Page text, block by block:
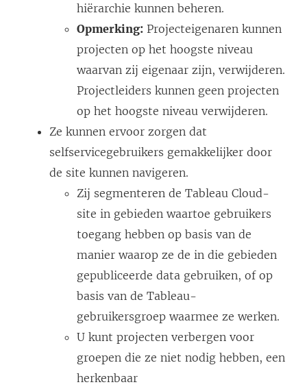
hiërarchie kunnen beheren.
Opmerking: Projecteigenaren kunnen
projecten op het hoogste niveau
waarvan zij eigenaar zijn, verwijderen.
Projectleiders kunnen geen projecten
op het hoogste niveau verwijderen.
Ze kunnen ervoor zorgen dat
selfservicegebruikers gemakkelijker door
de site kunnen navigeren.
Zij segmenteren de Tableau Cloud-
site in gebieden waartoe gebruikers
toegang hebben op basis van de
manier waarop ze de in die gebieden
gepubliceerde data gebruiken, of op
basis van de Tableau-
gebruikersgroep waarmee ze werken.
U kunt projecten verbergen voor
groepen die ze niet nodig hebben, een
herkenbaar